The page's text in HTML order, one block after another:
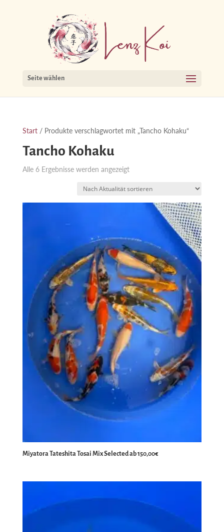
Seite wählen
Start/ Produkte verschlagwortet mit „Tancho Kohaku“
Tancho Kohaku
Alle 6 Ergebnisse werden angezeigtNach
sortiert
Miyatora Tateshita Tosai Mix Selected ab 150,00€